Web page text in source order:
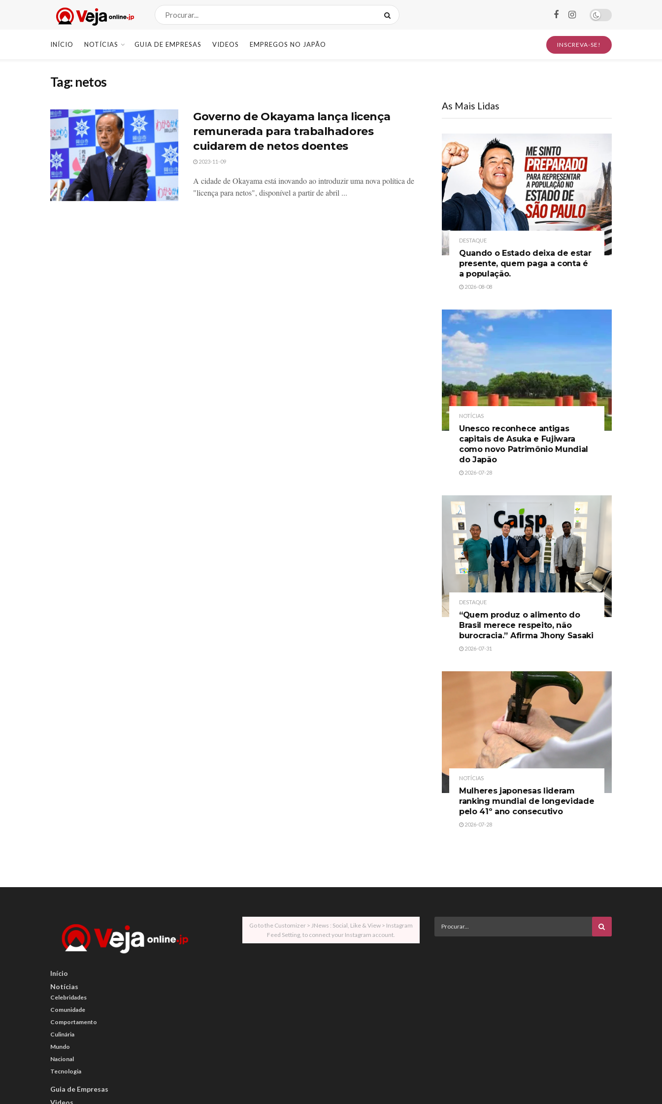
INÍCIO NOTÍCIAS GUIA DE EMPRESAS VIDEOS EMPREGOS NO JAPÃO INSCREVA-SE!
Tag: netos
Governo de Okayama lança licença
remunerada para trabalhadores
cuidarem de netos doentes
2023-11-09
A cidade de Okayama está inovando ao introduzir uma nova política de
"licença para netos", disponível a partir de abril ...
As Mais Lidas
DESTAQUE
Quando o Estado deixa de estar
presente, quem paga a conta é
a população.
2026-08-08
NOTÍCIAS
Unesco reconhece antigas
capitais de Asuka e Fujiwara
como novo Patrimônio Mundial
do Japão
2026-07-28
DESTAQUE
“Quem produz o alimento do
Brasil merece respeito, não
burocracia.” Afirma Jhony Sasaki
2026-07-31
NOTÍCIAS
Mulheres japonesas lideram
ranking mundial de longevidade
pelo 41º ano consecutivo
2026-07-28
Início
Notícias
Celebridades
Comunidade
Comportamento
Culinária
Mundo
Nacional
Tecnologia
Guia de Empresas
Videos
Go to the Customizer > JNews : Social, Like & View > Instagram
Feed Setting, to connect your Instagram account.